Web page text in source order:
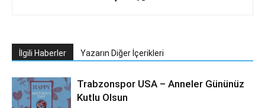
İlgili Haberler Yazarın Diğer İçerikleri
Trabzonspor USA – Anneler Gününüz
Kutlu Olsun